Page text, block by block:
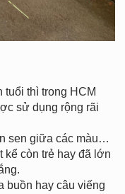
thì trong HCM
sử dụng rộng rãi
sen giữa các màu…
kể còn trẻ hay đã lớn
buồn hay câu viếng